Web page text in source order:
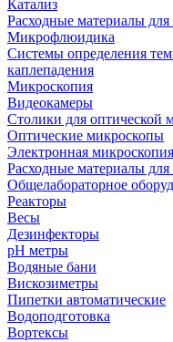
Катализ
Расходные материалы
Микрофлюидика
Системы определения
каплепадения
Микроскопия
Видеокамеры
Столики для оптической
Оптические микроскопы
Электронная микроскопия
Расходные материалы
Общелабораторное
Реакторы
Весы
Дезинфекторы
рН метры
Водяные бани
Вискозиметры
Пипетки автоматические
Водоподготовка
Вортексы